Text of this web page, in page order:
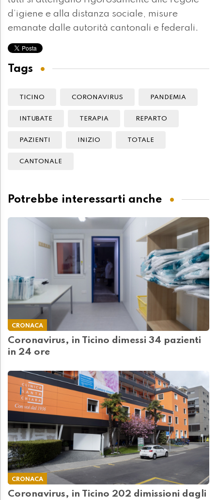
d’igiene e alla distanza sociale, misure
emanate dalle autorità cantonali e federali.
Tags
TICINO CORONAVIRUS PANDEMIA
INTUBATE TERAPIA REPARTO
PAZIENTI INIZIO TOTALE
CANTONALE
Potrebbe interessarti anche
CRONACA
Coronavirus, in Ticino dimessi 34 pazienti
in 24 ore
CRONACA
Coronavirus, in Ticino 202 dimissioni dagli